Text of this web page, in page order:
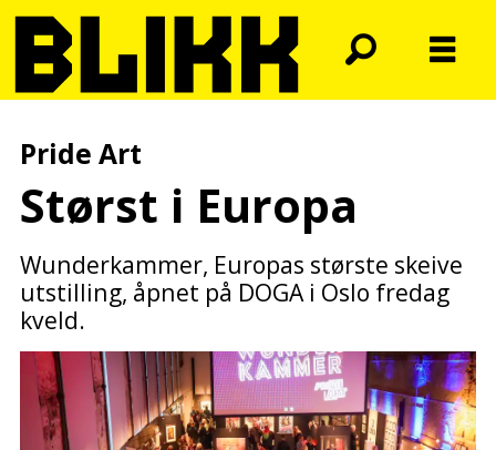
Pride Art
Størst i Europa
Wunderkammer, Europas største skeive
utstilling, åpnet på DOGA i Oslo fredag
kveld.